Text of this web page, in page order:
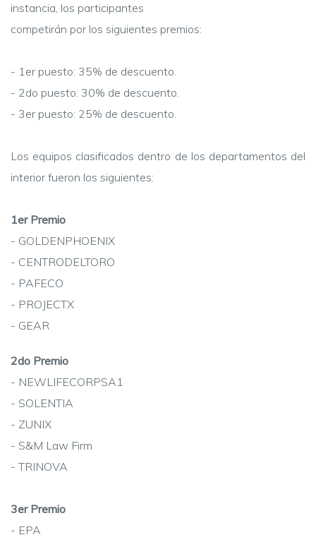
instancia, los participantes
competirán por los siguientes premios:
- 1er puesto: 35% de descuento.
- 2do puesto: 30% de descuento.
- 3er puesto: 25% de descuento.
Los equipos clasificados dentro de los departamentos del
interior fueron los siguientes:
1er Premio
- GOLDENPHOENIX
- CENTRODELTORO
- PAFECO
- PROJECTX
- GEAR
2do Premio
- NEWLIFECORPSA1
- SOLENTIA
- ZUNIX
- S&M Law Firm
- TRINOVA
3er Premio
- EPA